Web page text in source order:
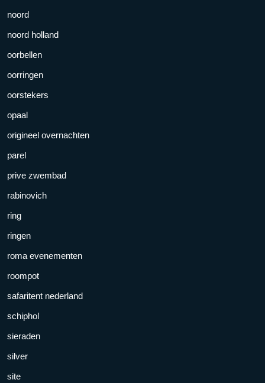
noord
noord holland
oorbellen
oorringen
oorstekers
opaal
origineel overnachten
parel
prive zwembad
rabinovich
ring
ringen
roma evenementen
roompot
safaritent nederland
schiphol
sieraden
silver
site